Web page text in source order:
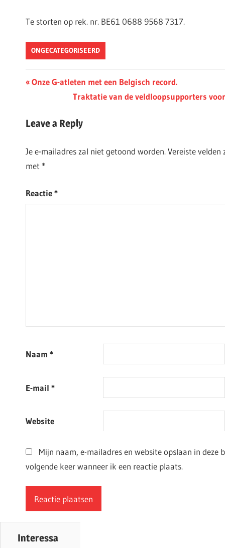
Te storten op rek. nr. BE61 0688 9568 7317.
ONGECATEGORISEERD
Berichtnavigatie
Previous
Onze G-atleten met een Belgisch record.
Next
Traktatie van de veldloopsupporters
Leave a Reply
Je e-mailadres zal niet getoond worden.Vereiste velden
met *
Reactie*
Naam *
E-mail *
Website
Mijn naam, e-mailadres en website opslaan in deze
volgende keer wanneer ik een reactie plaats.
Interessa